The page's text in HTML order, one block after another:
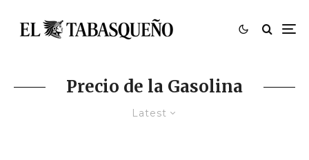
Precio de la Gasolina
Latest